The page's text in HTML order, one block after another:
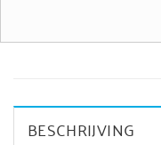
BESCHRIJVING